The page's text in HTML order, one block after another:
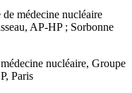
médecine nucléaire
AP-HP ; Sorbonne
nucléaire, Groupe
Paris